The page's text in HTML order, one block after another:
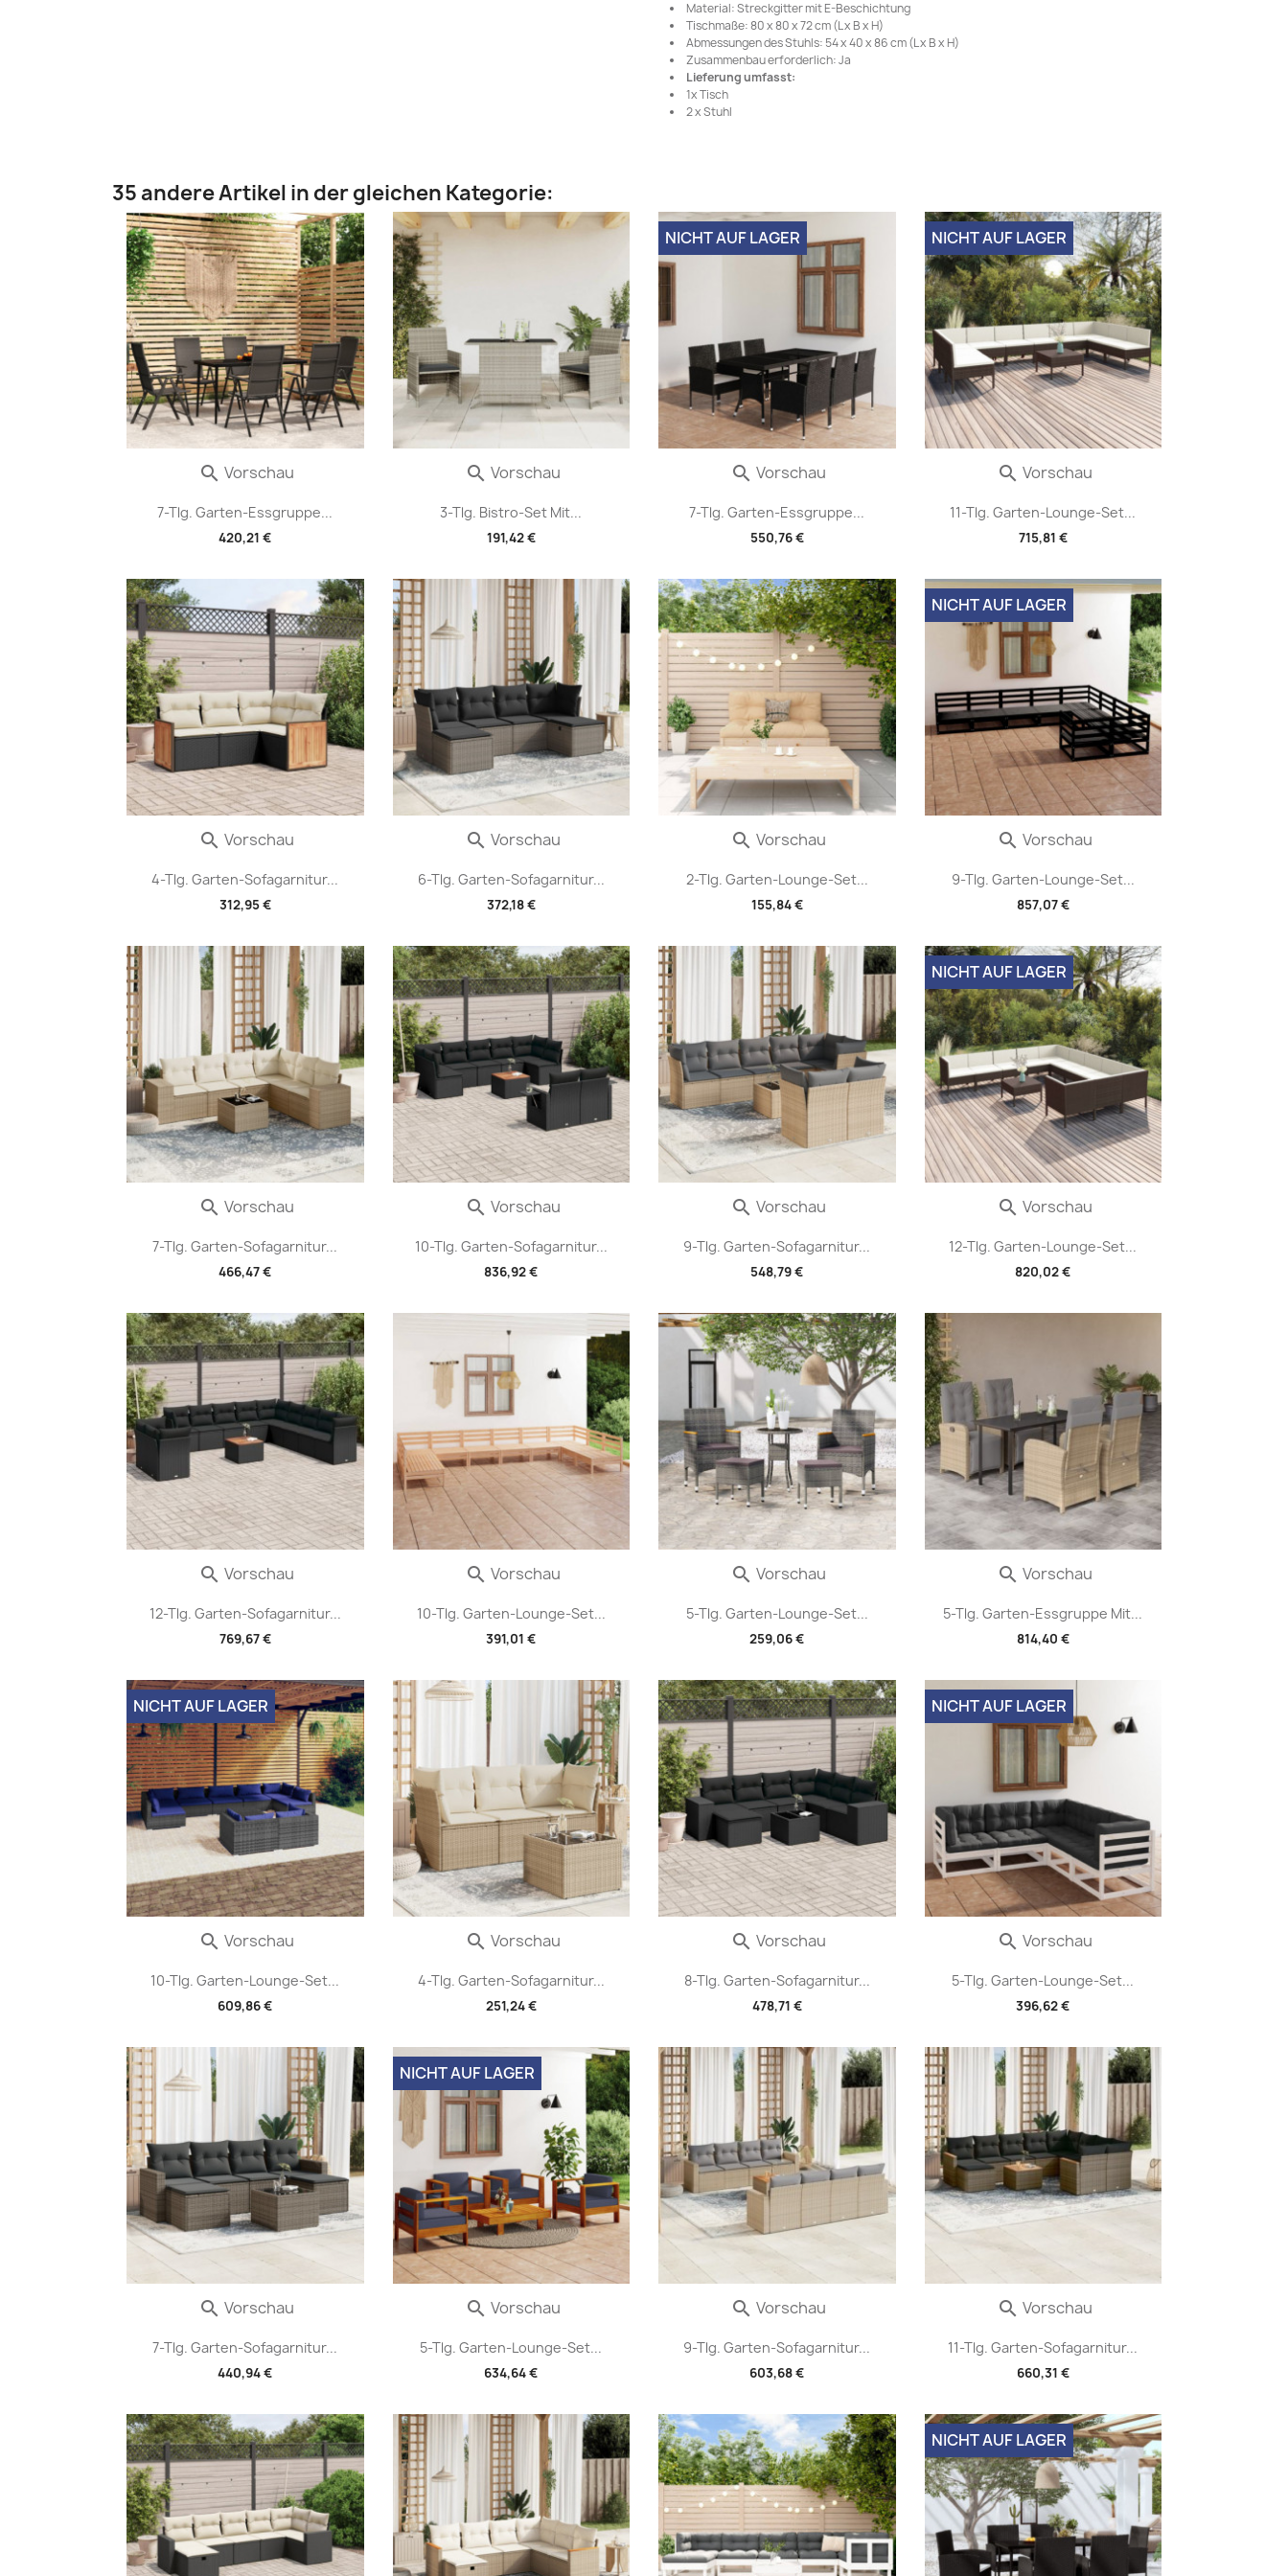
Material: Streckgitter mit E-Beschichtung
Tischmaße: 80 x 80 x 72 cm (L x B x H)
Abmessungen des Stuhls: 54 x 40 x 86 cm (L x B x H)
Zusammenbau erforderlich: Ja
Lieferung umfasst:
1x Tisch
2 x Stuhl
35 andere Artikel in der gleichen Kategorie:
7-Tlg. Garten-Essgruppe...
420,21 €
 Vorschau
3-Tlg. Bistro-Set Mit...
191,42 €
 Vorschau
7-Tlg. Garten-Essgruppe...
550,76 €
NICHT AUF LAGER
 Vorschau
11-Tlg. Garten-Lounge-Set...
715,81 €
NICHT AUF LAGER
 Vorschau
4-Tlg. Garten-Sofagarnitur...
312,95 €
 Vorschau
6-Tlg. Garten-Sofagarnitur...
372,18 €
 Vorschau
2-Tlg. Garten-Lounge-Set...
155,84 €
 Vorschau
9-Tlg. Garten-Lounge-Set...
857,07 €
NICHT AUF LAGER
 Vorschau
7-Tlg. Garten-Sofagarnitur...
466,47 €
 Vorschau
10-Tlg. Garten-Sofagarnitur...
836,92 €
 Vorschau
9-Tlg. Garten-Sofagarnitur...
548,79 €
 Vorschau
12-Tlg. Garten-Lounge-Set...
820,02 €
NICHT AUF LAGER
 Vorschau
12-Tlg. Garten-Sofagarnitur...
769,67 €
 Vorschau
10-Tlg. Garten-Lounge-Set...
391,01 €
 Vorschau
5-Tlg. Garten-Lounge-Set...
259,06 €
 Vorschau
5-Tlg. Garten-Essgruppe Mit...
814,40 €
 Vorschau
10-Tlg. Garten-Lounge-Set...
609,86 €
NICHT AUF LAGER
 Vorschau
4-Tlg. Garten-Sofagarnitur...
251,24 €
 Vorschau
8-Tlg. Garten-Sofagarnitur...
478,71 €
 Vorschau
5-Tlg. Garten-Lounge-Set...
396,62 €
NICHT AUF LAGER
 Vorschau
7-Tlg. Garten-Sofagarnitur...
440,94 €
 Vorschau
5-Tlg. Garten-Lounge-Set...
634,64 €
NICHT AUF LAGER
 Vorschau
9-Tlg. Garten-Sofagarnitur...
603,68 €
 Vorschau
11-Tlg. Garten-Sofagarnitur...
660,31 €
 Vorschau
NICHT AUF LAGER